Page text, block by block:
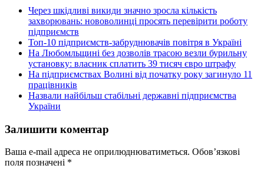
Через шкідливі викиди значно зросла кількість
захворювань: нововолинці просять перевірити роботу
підприємств
Топ-10 підприємств-забруднювачів повітря в Україні
На Любомльщині без дозволів трасою везли бурильну
установку: власник сплатить 39 тисяч євро штрафу
На підприємствах Волині від початку року загинуло 11
працівників
Назвали найбільш стабільні державні підприємства
України
Залишити коментар
Ваша e-mail адреса не оприлюднюватиметься. Обов’язкові
поля позначені *